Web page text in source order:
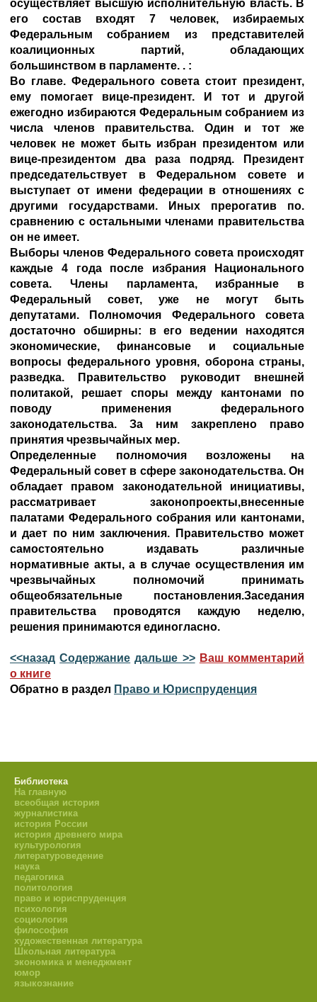
осуществляет высшую исполнительную власть. В
его состав входят 7 человек, избираемых
Федеральным собранием из представителей
коалиционных партий, обладающих
большинством в парламенте. . :
Во главе. Федерального совета стоит президент,
ему помогает вице-президент. И тот и другой
ежегодно избираются Федеральным собранием из
числа членов правительства. Один и тот же
человек не может быть избран президентом или
вице-президентом два раза подряд. Президент
председательствует в Федеральном совете и
выступает от имени федерации в отношениях с
другими государствами. Иных прерогатив по.
сравнению с остальными членами правительства
он не имеет.
Выборы членов Федерального совета происходят
каждые 4 года после избрания Национального
совета. Члены парламента, избранные в
Федеральный совет, уже не могут быть
депутатами. Полномочия Федерального совета
достаточно обширны: в его ведении находятся
экономические, финансовые и социальные
вопросы федерального уровня, оборона страны,
разведка. Правительство руководит внешней
политакой, решает споры между кантонами по
поводу применения федерального
законодательства. За ним закреплено право
принятия чрезвычайных мер.
Определенные полномочия возложены на
Федеральный совет в сфере законодательства. Он
обладает правом законодательной инициативы,
рассматривает законопроекты,внесенные
палатами Федерального собрания или кантонами,
и дает по ним заключения. Правительство может
самостоятельно издавать различные
нормативные акты, а в случае осуществления им
чрезвычайных полномочий принимать
общеобязательные постановления.Заседания
правительства проводятся каждую неделю,
решения принимаются единогласно.
<<назад Содержание дальше >> Ваш комментарий
о книге
Обратно в раздел Право и Юриспруденция
Библиотека
На главную
всеобщая история
журналистика
история России
история древнего мира
культурология
литературоведение
наука
педагогика
политология
право и юриспруденция
психология
социология
философия
художественная литература
Школьная литература
экономика и менеджмент
юмор
языкознание